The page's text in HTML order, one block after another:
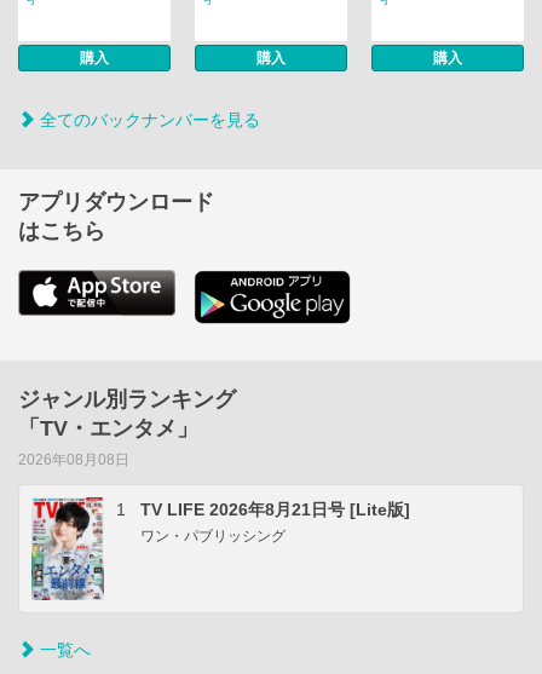
購入 購入 購入
全てのバックナンバーを見る
アプリダウンロード
はこちら
ジャンル別ランキング
「TV・エンタメ」
2026年08月08日
1 TV LIFE 2026年8月21日号 [Lite版]
ワン・パブリッシング
一覧へ